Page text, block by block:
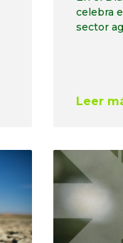
celebra
sector
Leer